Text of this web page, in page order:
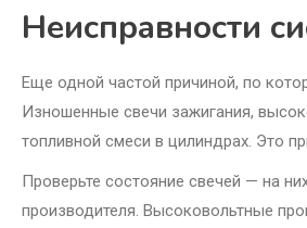
Неисправности
Еще одной частой причиной, по
Изношенные свечи зажигания,
топливной смеси в цилиндрах. Это
Проверьте состояние свечей — на
производителя. Высоковольтные